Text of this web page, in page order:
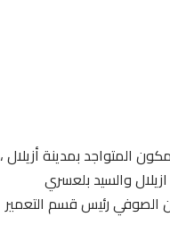
المتواجد بمدينة أزيلال ،
ازيلال والسيد بلعسري
الصوفي رئيس قسم التعمير